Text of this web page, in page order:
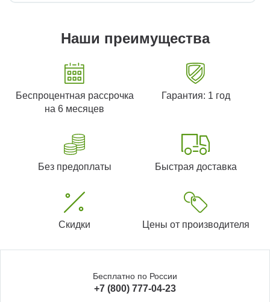
Наши преимущества
Беспроцентная рассрочка
на 6 месяцев
Гарантия: 1 год
Без предоплаты Быстрая доставка
Скидки Цены от производителя
Бесплатно по России
+7 (800) 777-04-23